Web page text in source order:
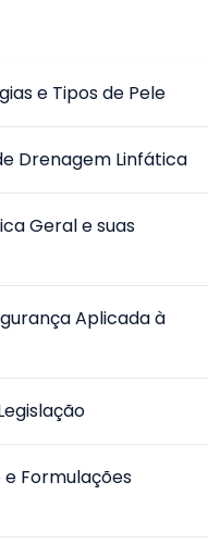
e Tipos de Pele
Drenagem Linfática
Geral e suas
Aplicada à
e Formulações